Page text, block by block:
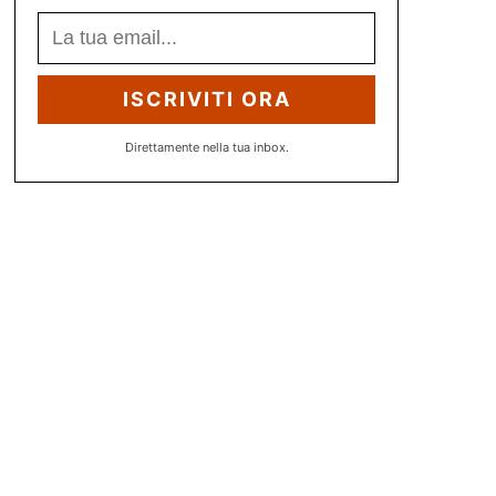
ISCRIVITI ORA
Direttamente nella tua inbox.